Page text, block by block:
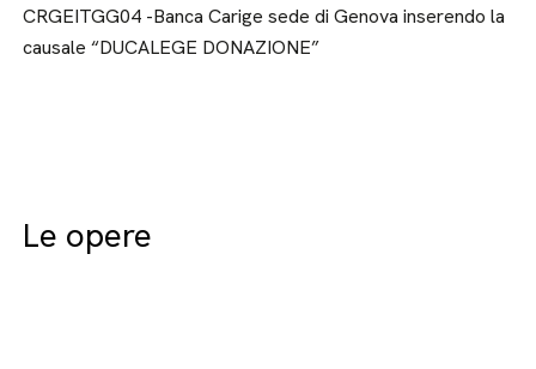
CRGEITGG04 -Banca Carige sede di Genova inserendo la
causale “DUCALEGE DONAZIONE”
Le opere